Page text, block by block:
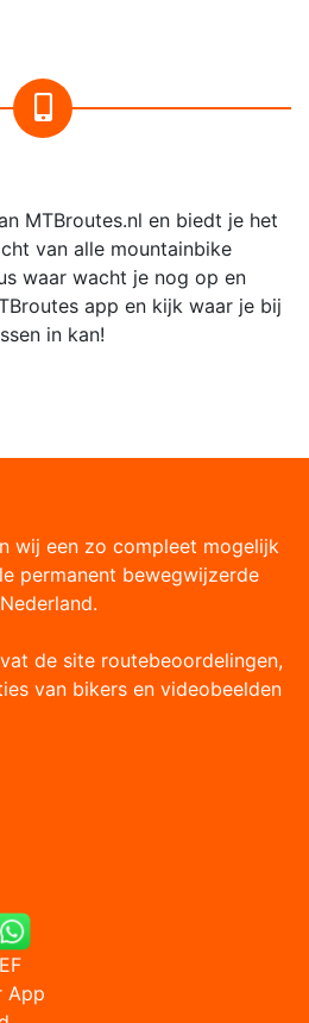
MTBroutes.nl en biedt je het
van alle mountainbike
waar wacht je nog op en
app en kijk waar je bij
in kan!
wij een zo compleet mogelijk
permanent bewegwijzerde
de site routebeoordelingen,
van bikers en videobeelden
App